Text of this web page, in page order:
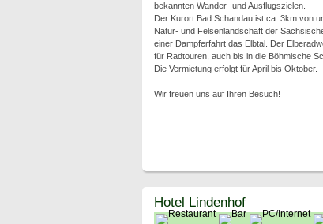
bekannten Wander- und Ausflugszielen.
Der Kurort Bad Schandau ist ca. 3km von
Natur- und Felsenlandschaft der
einer Dampferfahrt das Elbtal. Der
für Radtouren, auch bis in die Böhmische
Die Vermietung erfolgt für April bis Oktober.
Wir freuen uns auf Ihren Besuch!
Hotel Lindenhof